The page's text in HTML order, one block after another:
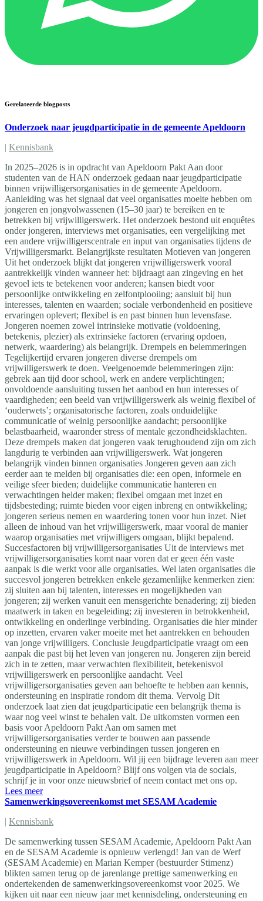
Gerelateerde blogposts
Onderzoek naar jeugdparticipatie in de gemeente Apeldoorn
| Kennisbank
In 2025–2026 is in opdracht van Apeldoorn Pakt Aan door
studenten van de HAN onderzoek gedaan naar jeugdparticipatie
binnen vrijwilligersorganisaties in de gemeente Apeldoorn.
Aanleiding was het signaal dat veel organisaties moeite hebben om
jongeren en jongvolwassenen (15–30 jaar) te bereiken en te
betrekken bij vrijwilligerswerk. Het onderzoek bestond uit enquêtes
onder jongeren, interviews met organisaties, een vergelijking met
een andere vrijwilligerscentrale en input van organisaties tijdens de
Vrijwilligersmarkt. Belangrijkste resultaten Motieven van jongeren
Uit het onderzoek blijkt dat jongeren vrijwilligerswerk vooral
aantrekkelijk vinden wanneer het: bijdraagt aan zingeving en het
gevoel iets te betekenen voor anderen; kansen biedt voor
persoonlijke ontwikkeling en zelfontplooiing; aansluit bij hun
interesses, talenten en waarden; sociale verbondenheid en positieve
ervaringen oplevert; flexibel is en past binnen hun levensfase.
Jongeren noemen zowel intrinsieke motivatie (voldoening,
betekenis, plezier) als extrinsieke factoren (ervaring opdoen,
netwerk, waardering) als belangrijk. Drempels en belemmeringen
Tegelijkertijd ervaren jongeren diverse drempels om
vrijwilligerswerk te doen. Veelgenoemde belemmeringen zijn:
gebrek aan tijd door school, werk en andere verplichtingen;
onvoldoende aansluiting tussen het aanbod en hun interesses of
vaardigheden; een beeld van vrijwilligerswerk als weinig flexibel of
‘ouderwets’; organisatorische factoren, zoals onduidelijke
communicatie of weinig persoonlijke aandacht; persoonlijke
belastbaarheid, waaronder stress of mentale gezondheidsklachten.
Deze drempels maken dat jongeren vaak terughoudend zijn om zich
langdurig te verbinden aan vrijwilligerswerk. Wat jongeren
belangrijk vinden binnen organisaties Jongeren geven aan zich
eerder aan te melden bij organisaties die: een open, informele en
veilige sfeer bieden; duidelijke communicatie hanteren en
verwachtingen helder maken; flexibel omgaan met inzet en
tijdsbesteding; ruimte bieden voor eigen inbreng en ontwikkeling;
jongeren serieus nemen en waardering tonen voor hun inzet. Niet
alleen de inhoud van het vrijwilligerswerk, maar vooral de manier
waarop organisaties met vrijwilligers omgaan, blijkt bepalend.
Succesfactoren bij vrijwilligersorganisaties Uit de interviews met
vrijwilligersorganisaties komt naar voren dat er geen één vaste
aanpak is die werkt voor alle organisaties. Wel laten organisaties die
succesvol jongeren betrekken enkele gezamenlijke kenmerken zien:
zij sluiten aan bij talenten, interesses en mogelijkheden van
jongeren; zij werken vanuit een mensgerichte benadering; zij bieden
maatwerk in taken en begeleiding; zij investeren in betrokkenheid,
ontwikkeling en onderlinge verbinding. Organisaties die hier minder
op inzetten, ervaren vaker moeite met het aantrekken en behouden
van jonge vrijwilligers. Conclusie Jeugdparticipatie vraagt om een
aanpak die past bij het leven van jongeren nu. Jongeren zijn bereid
zich in te zetten, maar verwachten flexibiliteit, betekenisvol
vrijwilligerswerk en persoonlijke aandacht. Veel
vrijwilligersorganisaties geven aan behoefte te hebben aan kennis,
ondersteuning en inspiratie rondom dit thema. Vervolg Dit
onderzoek laat zien dat jeugdparticipatie een belangrijk thema is
waar nog veel winst te behalen valt. De uitkomsten vormen een
basis voor Apeldoorn Pakt Aan om samen met
vrijwilligersorganisaties verder te bouwen aan passende
ondersteuning en nieuwe verbindingen tussen jongeren en
vrijwilligerswerk in Apeldoorn. Wil jij een bijdrage leveren aan meer
jeugdparticipatie in Apeldoorn? Blijf ons volgen via de socials,
schrijf je in voor onze nieuwsbrief of neem contact met ons op.
Lees meer
Samenwerkingsovereenkomst met SESAM Academie
| Kennisbank
De samenwerking tussen SESAM Academie, Apeldoorn Pakt Aan
en de SESAM Academie is opnieuw verlengd! Jan van de Werf
(SESAM Academie) en Marian Kemper (bestuurder Stimenz)
blikten samen terug op de jarenlange prettige samenwerking en
ondertekenden de samenwerkingsovereenkomst voor 2025. We
kijken uit naar een nieuw jaar met kennisdeling, ondersteuning en